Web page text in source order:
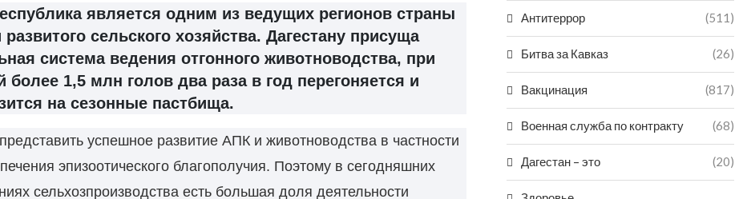
является одним из ведущих регионов страны
развитого сельского хозяйства. Дагестану присуща
система ведения отгонного животноводства, при
более 1,5 млн голов два раза в год перегоняется и
на сезонные пастбища.
успешное развитие АПК и животноводства в частности
эпизоотического благополучия. Поэтому в сегодняшних
сельхозпроизводства есть большая доля деятельности
Антитеррор (511)
Битва за Кавказ (26)
Вакцинация (817)
Военная служба по контракту (68)
Дагестан – это (20)